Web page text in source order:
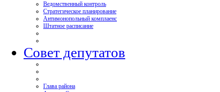
Ведомственный контроль
Стратегическое планирование
Антимонопольный комплаенс
Штатное расписание
Совет депутатов
Глава района